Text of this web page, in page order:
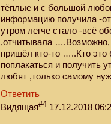
тёплые и с большой
информацию получила -
утром легче стало -всё
,отчитывала ….Возможно,
пришёл кто-то …..Кто
поплакаться и получить
любят ,только самому
Ответить
Видящая#4 17.12.2018